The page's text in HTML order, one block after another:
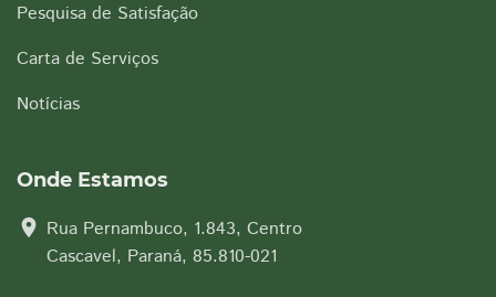
Pesquisa de Satisfação
Carta de Serviços
Notícias
Onde Estamos
location_on Rua Pernambuco, 1.843, Centro
Cascavel, Paraná, 85.810-021